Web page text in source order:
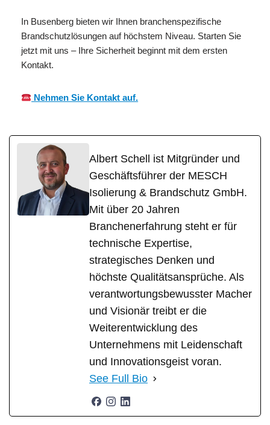
In Busenberg bieten wir Ihnen branchenspezifische
Brandschutzlösungen auf höchstem Niveau. Starten Sie
jetzt mit uns – Ihre Sicherheit beginnt mit dem ersten
Kontakt.
Nehmen Sie Kontakt auf.
Albert Schell ist Mitgründer und
Geschäftsführer der MESCH
Isolierung & Brandschutz GmbH.
Mit über 20 Jahren
Branchenerfahrung steht er für
technische Expertise,
strategisches Denken und
höchste Qualitätsansprüche. Als
verantwortungsbewusster Macher
und Visionär treibt er die
Weiterentwicklung des
Unternehmens mit Leidenschaft
und Innovationsgeist voran.
See Full Bio